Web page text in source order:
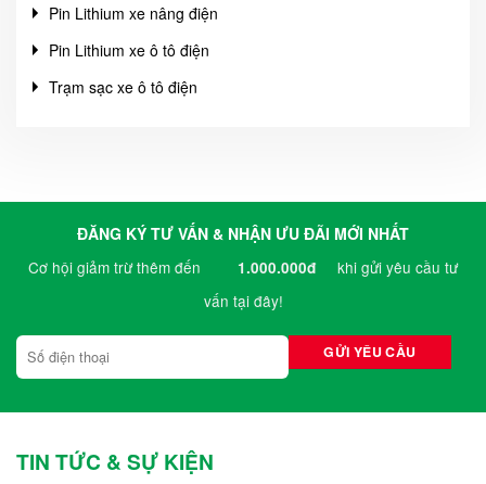
Pin Lithium xe nâng điện
Pin Lithium xe ô tô điện
Trạm sạc xe ô tô điện
ĐĂNG KÝ TƯ VẤN & NHẬN ƯU ĐÃI MỚI NHẤT
Cơ hội giảm trừ thêm đến
1.000.000đ
khi gửi yêu cầu tư
vấn tại đây!
TIN TỨC & SỰ KIỆN